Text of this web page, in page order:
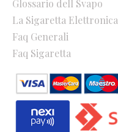
Glossario dell Svapo
La Sigaretta Elettronica
Faq Generali
Faq Sigaretta